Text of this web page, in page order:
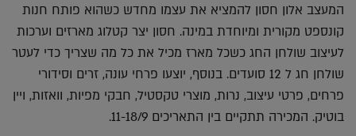
המעצב אלון חסון להמציא את עצמו מחדש כשהוא פותח חנות
קונספט מקורית ומיוחדת במינה. חסון יצר קטלוג מארזים וערכות
לעיצוב שולחן החג כשכל מארז מכיל את כל מה שצריך כדי לעטר
שולחן חג ל 12 סועדים. בנוסף, יוצעו פרחי עונה, זרים וסידורי
פרחים, פרטי עיצוב, נרות, מוצרי טקסטיל, חבקי מפיות, וואזות, ויין
בוטיק. המכירה תתקיים בין התאריכים 11-18/9.